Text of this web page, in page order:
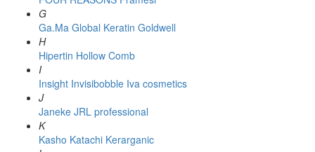
G
Ga.Ma Global Keratin Goldwell
H
Hipertin Hollow Comb
I
Insight Invisibobble Iva cosmetics
J
Janeke JRL professional
K
Kasho Katachi Kerarganic